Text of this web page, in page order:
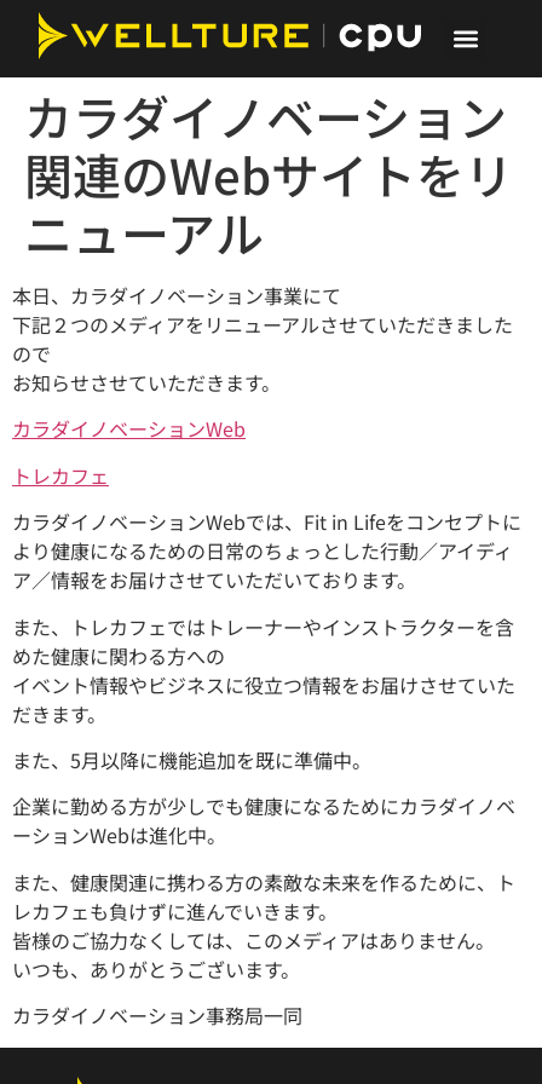
カラダイノベーション
関連のWebサイトをリ
ニューアル
本日、カラダイノベーション事業にて
下記２つのメディアをリニューアルさせていただきました
ので
お知らせさせていただきます。
カラダイノベーションWeb
トレカフェ
カラダイノベーションWebでは、Fit in Lifeをコンセプトに
より健康になるための日常のちょっとした行動／アイディ
ア／情報をお届けさせていただいております。
また、トレカフェではトレーナーやインストラクターを含
めた健康に関わる方への
イベント情報やビジネスに役立つ情報をお届けさせていた
だきます。
また、5月以降に機能追加を既に準備中。
企業に勤める方が少しでも健康になるためにカラダイノベ
ーションWebは進化中。
また、健康関連に携わる方の素敵な未来を作るために、ト
レカフェも負けずに進んでいきます。
皆様のご協力なくしては、このメディアはありません。
いつも、ありがとうございます。
カラダイノベーション事務局一同